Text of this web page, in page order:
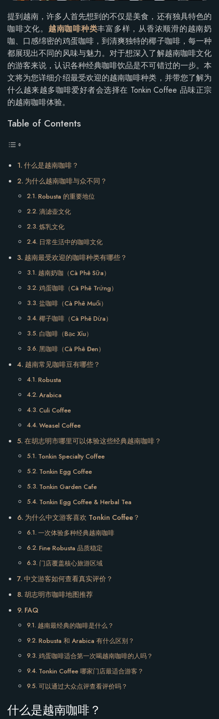
提到越南，许多人首先想到的不仅是美食，还有独具特色的
咖啡文化。 越南咖啡种类丰富多样，从香浓顺滑的越南奶
咖、口感绵密的鸡蛋咖啡，到清爽独特的椰子咖啡，每一种
都展现出不同的风味与魅力。对于想深入了解越南咖啡文化
的游客来说，认识各种经典咖啡饮品是不可错过的一步。本
文将为您详细介绍最受欢迎的越南咖啡种类，并带您了解为
什么越来越多咖啡爱好者会选择在 Tonkin Coffee 品味正宗
的越南咖啡体验。
Table of Contents
什么是越南咖啡？
为什么越南咖啡与众不同？
Robusta 的重要地位
滴滤壶文化
炼乳文化
日常生活中的咖啡文化
越南最受欢迎的咖啡种类有哪些？
越南奶咖（Cà Phê Sữa）
鸡蛋咖啡（Cà Phê Trứng）
盐咖啡（Cà Phê Muối）
椰子咖啡（Cà Phê Dừa）
白咖啡（Bạc Xỉu）
黑咖啡（Cà Phê Đen）
越南常见咖啡豆有哪些？
Robusta
Arabica
Culi Coffee
Weasel Coffee
在胡志明市哪里可以体验这些经典越南咖啡？
Tonkin Specialty Coffee
Tonkin Egg Coffee
Tonkin Garden Cafe
Tonkin Egg Coffee & Herbal Tea
为什么中文游客喜欢 Tonkin Coffee？
一次体验多种经典越南咖啡
Fine Robusta 品质稳定
门店覆盖核心旅游区域
中文游客如何查看真实评价？
胡志明市咖啡地图推荐
FAQ
越南最经典的咖啡是什么？
Robusta 和 Arabica 有什么区别？
鸡蛋咖啡适合第一次喝越南咖啡的人吗？
Tonkin Coffee 哪家门店最适合游客？
可以通过大众点评查看评价吗？
什么是越南咖啡？